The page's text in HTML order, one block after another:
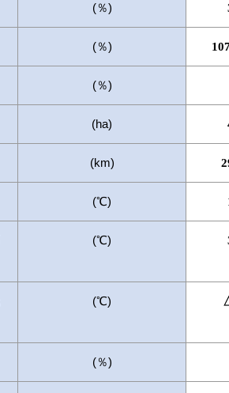
(％)
(％)
(％)
(ha)
(km)
(℃)
(℃)
(℃)
(％)